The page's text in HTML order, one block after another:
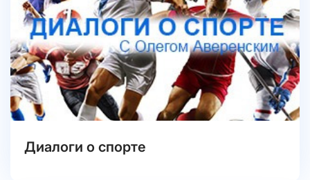
Диалоги о спорте